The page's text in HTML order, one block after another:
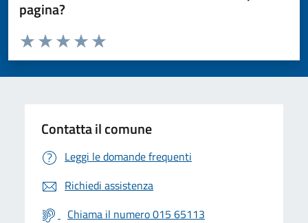
pagina?
Valuta da 1 a 5 stelle la pagina
Valuta 5 stelle su 5
Valuta 4 stelle su 5
Valuta 3 stelle su 5
Valuta 2 stelle su 5
Valuta 1 stelle su 5
Contatta il comune
Leggi le domande frequenti
Richiedi assistenza
Chiama il numero 015 65113